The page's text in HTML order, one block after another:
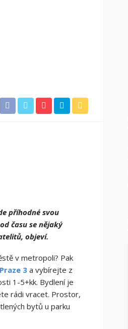
příhodné svou
času se nějaký
objeví.
v metropoli? Pak
3a vybírejte z
1-5+kk. Bydlení je
rádi vracet. Prostor,
bytů u parku